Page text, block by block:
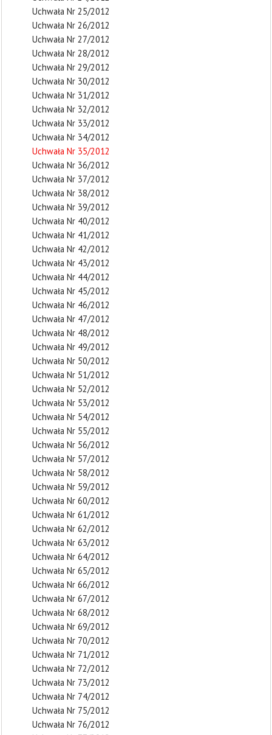
Uchwała Nr 25/2012
Uchwała Nr 26/2012
Uchwała Nr 27/2012
Uchwała Nr 28/2012
Uchwała Nr 29/2012
Uchwała Nr 30/2012
Uchwała Nr 31/2012
Uchwała Nr 32/2012
Uchwała Nr 33/2012
Uchwała Nr 34/2012
Uchwała Nr 35/2012
Uchwała Nr 36/2012
Uchwała Nr 37/2012
Uchwała Nr 38/2012
Uchwała Nr 39/2012
Uchwała Nr 40/2012
Uchwała Nr 41/2012
Uchwała Nr 42/2012
Uchwała Nr 43/2012
Uchwała Nr 44/2012
Uchwała Nr 45/2012
Uchwała Nr 46/2012
Uchwała Nr 47/2012
Uchwała Nr 48/2012
Uchwała Nr 49/2012
Uchwała Nr 50/2012
Uchwała Nr 51/2012
Uchwała Nr 52/2012
Uchwała Nr 53/2012
Uchwała Nr 54/2012
Uchwała Nr 55/2012
Uchwała Nr 56/2012
Uchwała Nr 57/2012
Uchwała Nr 58/2012
Uchwała Nr 59/2012
Uchwała Nr 60/2012
Uchwała Nr 61/2012
Uchwała Nr 62/2012
Uchwała Nr 63/2012
Uchwała Nr 64/2012
Uchwała Nr 65/2012
Uchwała Nr 66/2012
Uchwała Nr 67/2012
Uchwała Nr 68/2012
Uchwała Nr 69/2012
Uchwała Nr 70/2012
Uchwała Nr 71/2012
Uchwała Nr 72/2012
Uchwała Nr 73/2012
Uchwała Nr 74/2012
Uchwała Nr 75/2012
Uchwała Nr 76/2012